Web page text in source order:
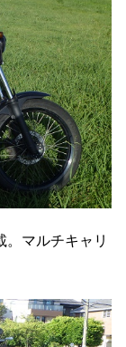
。マルチキャリ